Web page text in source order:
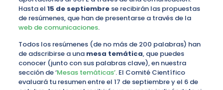
Hasta el 15 de septiembrese recibirán las propuestas
de resúmenes, que han de presentarse a través de la
web de comunicaciones.
Todos los resúmenes (de no más de 200 palabras) han
de adscribirse a una mesa temática, que puedes
conocer (junto con sus palabras clave), en nuestra
sección de ‘Mesas temáticas’. El Comité Científico
evaluará tu resumen entre el 17 de septiembre y el 6 de